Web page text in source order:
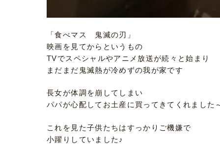
「食べマス 鬼滅の刃」
映画を見てからというもの
TVでスペシャルやアニメ放送が続々と始まり
まだまだ鬼滅熱が冷めずの我が家です
長女が体調を崩してしまい
パパが心配してお土産に買ってきてくれました
これを見た子供たちはすっかりご機嫌で
小躍りしていました♪